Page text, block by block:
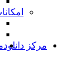
مرکز دانلود